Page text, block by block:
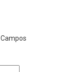
Campos